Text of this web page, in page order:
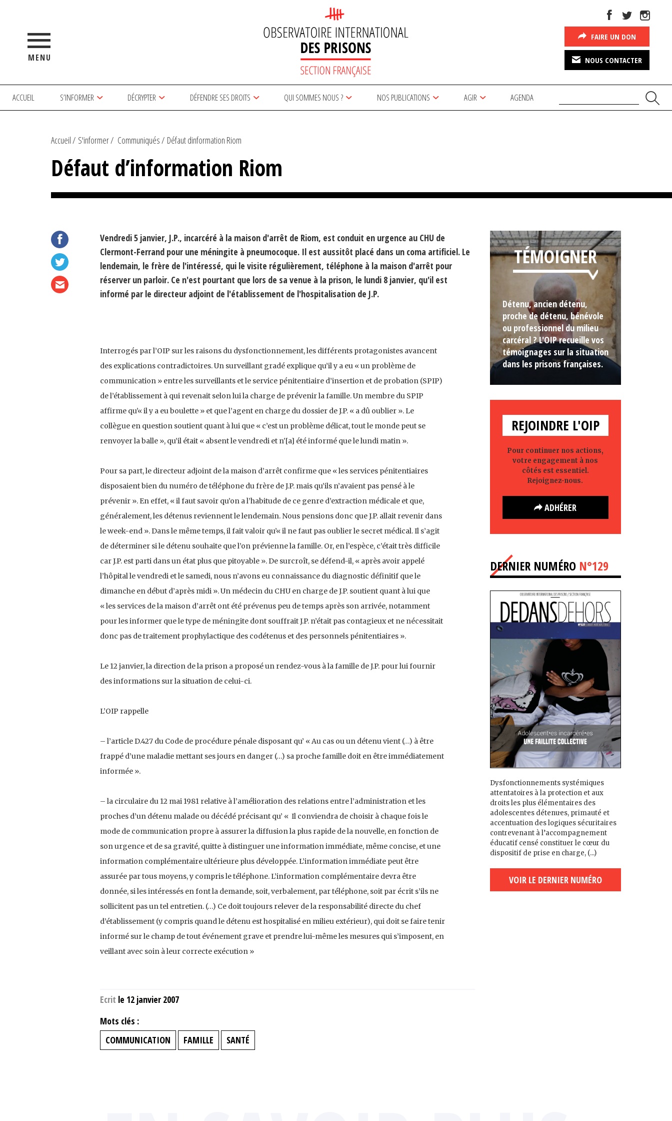
MENU
FAIRE UN DON
NOUS CONTACTER
ACCUEIL S’INFORMER DÉCRYPTER DÉFENDRE SES DROITS QUI SOMMES NOUS ? NOS PUBLICATIONS AGIR AGENDA
Accueil S'informer Communiqués Défaut dinformation Riom
Défaut d’information Riom
Vendredi 5 janvier, J.P., incarcéré à la maison d'arrêt de Riom, est conduit en urgence au CHU de
Clermont-Ferrand pour une méningite à pneumocoque. Il est aussitôt placé dans un coma artificiel. Le
lendemain, le frère de l'intéressé, qui le visite régulièrement, téléphone à la maison d'arrêt pour
réserver un parloir. Ce n'est pourtant que lors de sa venue à la prison, le lundi 8 janvier, qu'il est
informé par le directeur adjoint de l'établissement de l'hospitalisation de J.P.
Interrogés par l’OIP sur les raisons du dysfonctionnement, les différents protagonistes avancent
des explications contradictoires. Un surveillant gradé explique qu’il y a eu « un problème de
communication » entre les surveillants et le service pénitentiaire d’insertion et de probation (SPIP)
de l’établissement à qui revenait selon lui la charge de prévenir la famille. Un membre du SPIP
affirme qu’« il y a eu boulette » et que l’agent en charge du dossier de J.P. « a dû oublier ». Le
collègue en question soutient quant à lui que « c’est un problème délicat, tout le monde peut se
renvoyer la balle », qu’il était « absent le vendredi et n'[a] été informé que le lundi matin ».
Pour sa part, le directeur adjoint de la maison d’arrêt confirme que « les services pénitentiaires
disposaient bien du numéro de téléphone du frère de J.P. mais qu’ils n’avaient pas pensé à le
prévenir ». En effet, « il faut savoir qu’on a l’habitude de ce genre d’extraction médicale et que,
généralement, les détenus reviennent le lendemain. Nous pensions donc que J.P. allait revenir dans
le week-end ». Dans le même temps, il fait valoir qu’« il ne faut pas oublier le secret médical. Il s’agit
de déterminer si le détenu souhaite que l’on prévienne la famille. Or, en l’espèce, c’était très difficile
car J.P. est parti dans un état plus que pitoyable ». De surcroît, se défend-il, « après avoir appelé
l’hôpital le vendredi et le samedi, nous n’avons eu connaissance du diagnostic définitif que le
dimanche en début d’après midi ». Un médecin du CHU en charge de J.P. soutient quant à lui que
« les services de la maison d’arrêt ont été prévenus peu de temps après son arrivée, notamment
pour les informer que le type de méningite dont souffrait J.P. n’était pas contagieux et ne nécessitait
donc pas de traitement prophylactique des codétenus et des personnels pénitentiaires ».
Le 12 janvier, la direction de la prison a proposé un rendez-vous à la famille de J.P. pour lui fournir
des informations sur la situation de celui-ci.
L’OIP rappelle
– l’article D.427 du Code de procédure pénale disposant qu’ « Au cas ou un détenu vient (…) à être
frappé d’une maladie mettant ses jours en danger (…) sa proche famille doit en être immédiatement
informée ».
– la circulaire du 12 mai 1981 relative à l’amélioration des relations entre l’administration et les
proches d’un détenu malade ou décédé précisant qu’ « Il conviendra de choisir à chaque fois le
mode de communication propre à assurer la diffusion la plus rapide de la nouvelle, en fonction de
son urgence et de sa gravité, quitte à distinguer une information immédiate, même concise, et une
information complémentaire ultérieure plus développée. L’information immédiate peut être
assurée par tous moyens, y compris le téléphone. L’information complémentaire devra être
donnée, si les intéressés en font la demande, soit, verbalement, par téléphone, soit par écrit s’ils ne
sollicitent pas un tel entretien. (…) Ce doit toujours relever de la responsabilité directe du chef
d’établissement (y compris quand le détenu est hospitalisé en milieu extérieur), qui doit se faire tenir
informé sur le champ de tout événement grave et prendre lui-même les mesures qui s’imposent, en
veillant avec soin à leur correcte exécution »
Ecrit le 12 janvier 2007
Mots clés :
COMMUNICATION
FAMILLE SANTÉ
TÉMOIGNER
Détenu, ancien détenu,
proche de détenu, bénévole
ou professionnel du milieu
carcéral ? L'OIP recueille vos
témoignages sur la situation
dans les prisons françaises.
REJOINDRE L'OIP
Pour continuer nos actions,
votre engagement à nos
côtés est essentiel.
Rejoignez-nous.
ADHÉRER
DERNIER NUMÉRO N°129
Dysfonctionnements systémiques
attentatoires à la protection et aux
droits les plus élémentaires des
adolescent·es détenu·es, primauté et
accentuation des logiques sécuritaires
contrevenant à l’accompagnement
éducatif censé constituer le cœur du
dispositif de prise en charge, (...)
VOIR LE DERNIER NUMÉRO